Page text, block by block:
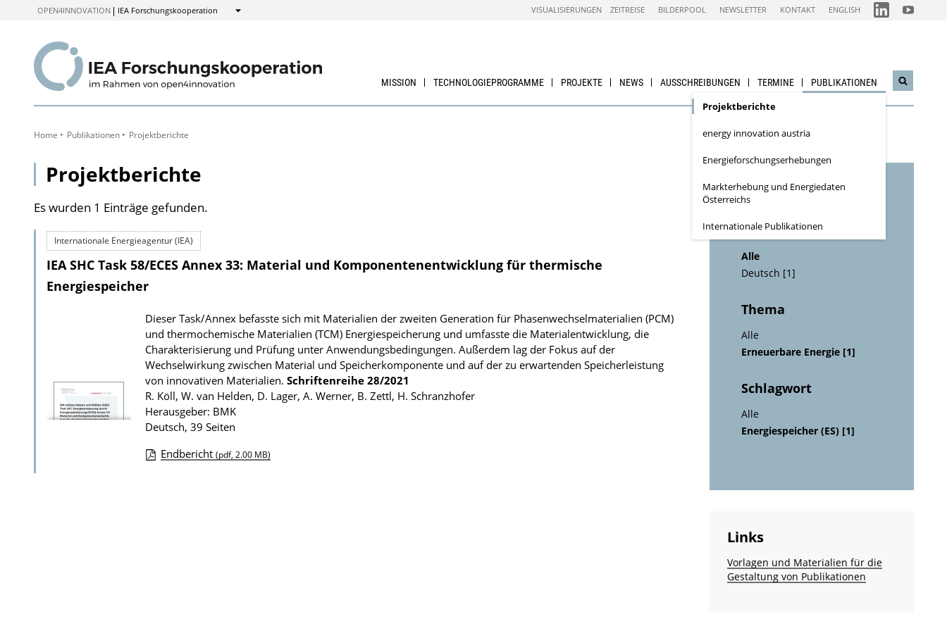
OPEN4INNOVATION IEA Forschungskooperation
Anzeigen
VISUALISIERUNGEN ZEITREISE BILDERPOOL NEWSLETTER KONTAKT ENGLISH FOLGEN
SIE
FOLGEN
SIE
MISSION TECHNOLOGIEPROGRAMME PROJEKTE NEWS AUSSCHREIBUNGEN TERMINE PUBLIKATIONEN
Projektberichte
energy innovation austria
Energieforschungs­erhebungen
Markterhebung und Energiedaten
Österreichs
Internationale Publikationen
Home Publikationen Projektberichte
Projektberichte
Es wurden 1 Einträge gefunden.
Internationale Energieagentur (IEA)
IEA SHC Task 58/ECES Annex 33: Material und Komponentenentwicklung für thermische
Energiespeicher
Dieser Task/Annex befasste sich mit Materialien der zweiten Generation für Phasenwechsel­materialien (PCM)
und thermochemische Materialien (TCM) Energiespeicherung und umfasste die Materialentwicklung, die
Charakterisierung und Prüfung unter Anwendungsbedingungen. Außerdem lag der Fokus auf der
Wechselwirkung zwischen Material und Speicherkomponente und auf der zu erwartenden Speicherleistung
von innovativen Materialien. Schriftenreihe 28/2021
R. Köll, W. van Helden, D. Lager, A. Werner, B. Zettl, H. Schranzhofer
Herausgeber: BMK
Deutsch, 39 Seiten
Endbericht (pdf, 2.00 MB)
Suche verfeinern
Sprache
Alle
Deutsch [1]
Thema
Alle
Erneuerbare Energie [1]
Schlagwort
Alle
Energiespeicher (ES) [1]
Links
Vorlagen und Materialien für die
Gestaltung von Publikationen